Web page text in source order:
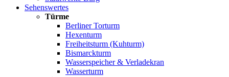
Sehenswertes
Türme
Berliner Torturm
Hexenturm
Freiheitsturm (Kuhturm)
Bismarckturm
Wasserspeicher & Verladekran
Wasserturm